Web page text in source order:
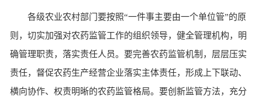
各级农业农村部门要按照“一件事主要由一个单位管”的原
则，切实加强对农药监管工作的组织领导，健全管理机构，明
确管理职责，落实责任人员。要完善农药监管机制，层层压实
责任，督促农药生产经营企业落实主体责任，形成上下联动、
横向协作、权责明晰的农药监管格局。要创新监管方法，充分